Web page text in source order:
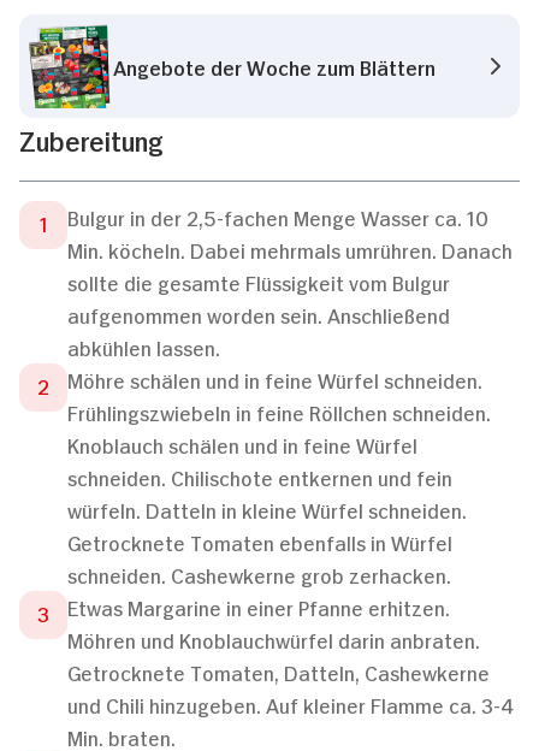
Angebote der Woche zum Blättern
Zubereitung
Bulgur in der 2,5-fachen Menge Wasser ca. 10
Min. köcheln. Dabei mehrmals umrühren. Danach
sollte die gesamte Flüssigkeit vom Bulgur
aufgenommen worden sein. Anschließend
abkühlen lassen.
Möhre schälen und in feine Würfel schneiden.
Frühlingszwiebeln in feine Röllchen schneiden.
Knoblauch schälen und in feine Würfel
schneiden. Chilischote entkernen und fein
würfeln. Datteln in kleine Würfel schneiden.
Getrocknete Tomaten ebenfalls in Würfel
schneiden. Cashewkerne grob zerhacken.
Etwas Margarine in einer Pfanne erhitzen.
Möhren und Knoblauchwürfel darin anbraten.
Getrocknete Tomaten, Datteln, Cashewkerne
und Chili hinzugeben. Auf kleiner Flamme ca. 3-4
Min. braten.